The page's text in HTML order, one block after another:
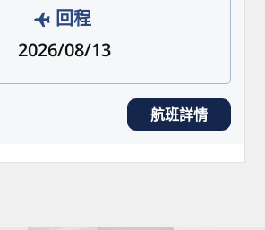
回程
2026/08/13
航班詳情